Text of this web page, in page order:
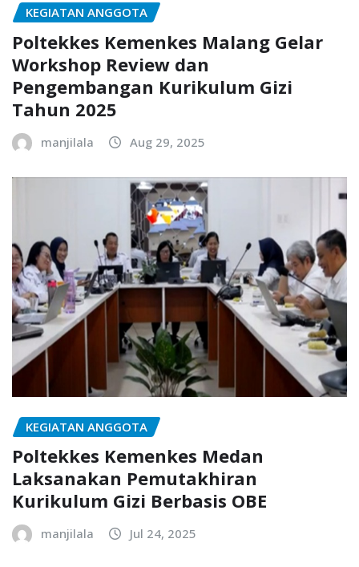
KEGIATAN ANGGOTA
Poltekkes Kemenkes Malang Gelar
Workshop Review dan
Pengembangan Kurikulum Gizi
Tahun 2025
manjilala Aug 29, 2025
KEGIATAN ANGGOTA
Poltekkes Kemenkes Medan
Laksanakan Pemutakhiran
Kurikulum Gizi Berbasis OBE
manjilala Jul 24, 2025